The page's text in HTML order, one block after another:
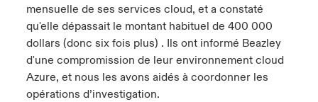
mensuelle de ses services cloud, et a constaté
qu'elle dépassait le montant habituel de 400 000
dollars (donc six fois plus) . Ils ont informé Beazley
d'une compromission de leur environnement cloud
Azure, et nous les avons aidés à coordonner les
opérations d’investigation.